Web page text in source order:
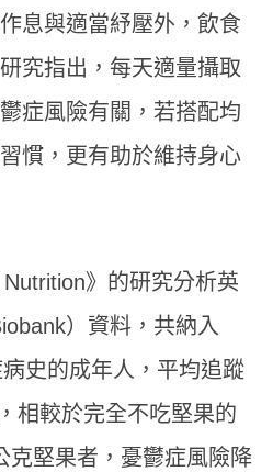
息與適當紓壓外，飲食
究指出，每天適量攝取
症風險有關，若搭配均
慣，更有助於維持身心
》的研究分析英
）資料，共納入
史的成年人，平均追蹤
相較於完全不吃堅果的
克堅果者，憂鬱症風險降